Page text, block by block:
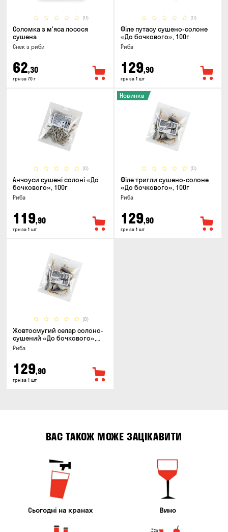
(0)
Соломка з м'яса лосося
сушена
Снек з риби
62,30
грн за 70 г
(0)
Філе путасу сушено-солоне
«До бочкового», 100г
Риба
129,90
грн за 1 шт
(0)
Анчоуси сушені солоні «До
бочкового», 100г
Риба
119,90
грн за 1 шт
(0)
Новинка
Філе тригли сушено-солоне
«До бочкового», 100г
Риба
129,90
грн за 1 шт
(0)
Жовтосмугий селар солоно-
сушений «До бочкового»,
100г
Риба
129,90
грн за 1 шт
ВАС ТАКОЖ МОЖЕ ЗАЦІКАВИТИ
Сьогодні на кранах Вино